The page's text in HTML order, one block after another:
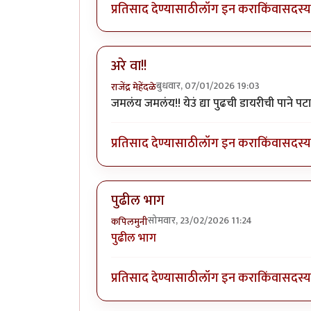
प्रतिसाद देण्यासाठीलॉग इन कराकिंवासदस्य
अरे वा!!
राजेंद्र मेहेंदळेबुधवार, 07/01/2026 19:03
जमलंय जमलंय!! येउं द्या पुढची डायरीची पाने
प्रतिसाद देण्यासाठीलॉग इन कराकिंवासदस्य
पुढील भाग
कपिलमुनीसोमवार, 23/02/2026 11:24
पुढील भाग
प्रतिसाद देण्यासाठीलॉग इन कराकिंवासदस्य